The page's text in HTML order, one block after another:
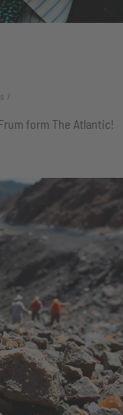
form The Atlantic!